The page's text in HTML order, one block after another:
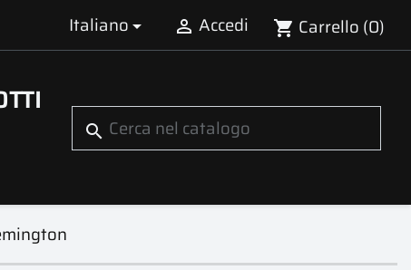
Italiano  Accedi shopping_cart Carrello (0)
search